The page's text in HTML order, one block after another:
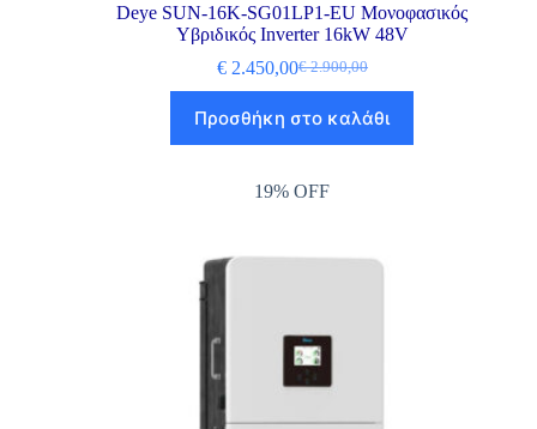
Deye SUN-16K-SG01LP1-EU Μονοφασικός
Υβριδικός Inverter 16kW 48V
€2.900,00
€2.450,00
Προσθήκη στο καλάθι
19% OFF